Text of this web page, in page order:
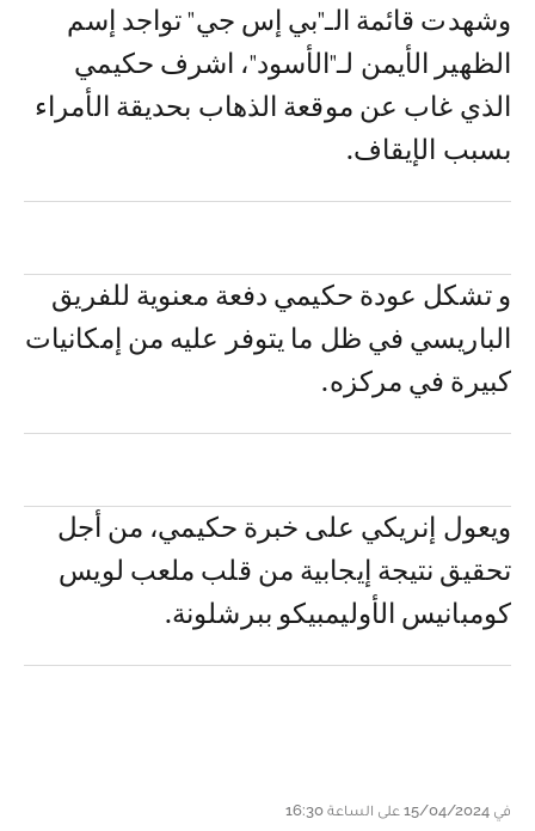
و شهدت قائمة الـ"بي إس جي" تواجد إسم
الظهير الأيمن لـ"الأسود"، اشرف حكيمي
الذي غاب عن موقعة الذهاب بحديقة الأمراء
بسبب الإيقاف.
و تشكل عودة حكيمي دفعة معنوية للفريق
الباريسي في ظل ما يتوفر عليه من إمكانيات
كبيرة في مركزه.
ويعول إنريكي على خبرة حكيمي، من أجل
تحقيق نتيجة إيجابية من قلب ملعب لويس
كومبانيس الأوليمبيكو ببرشلونة.
في 15/04/2024 على الساعة 16:30